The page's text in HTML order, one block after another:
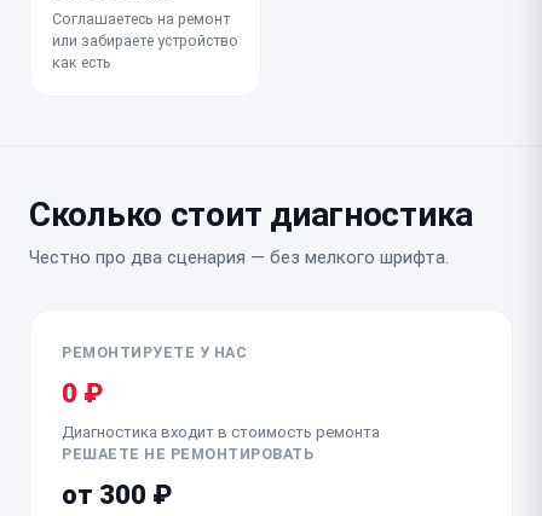
Соглашаетесь на ремонт
или забираете устройство
как есть
Сколько стоит диагностика
Честно про два сценария — без мелкого шрифта.
РЕМОНТИРУЕТЕ У НАС
0 ₽
Диагностика входит в стоимость ремонта
РЕШАЕТЕ НЕ РЕМОНТИРОВАТЬ
от 300 ₽